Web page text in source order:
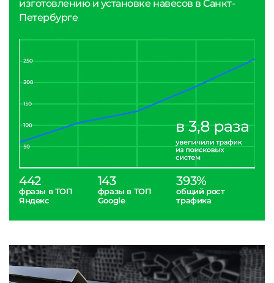
изготовлению и установке навесов в Санкт-
Петербурге
442
фразы в ТОП
Яндекс
143
фразы в ТОП
Google
393%
общий рост
трафика